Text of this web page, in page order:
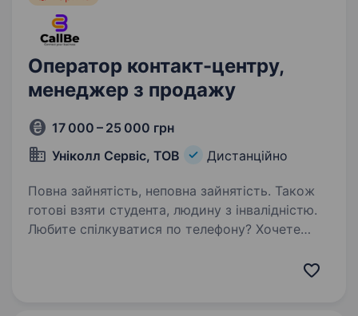
Оператор контакт-центру,
менеджер з продажу
17 000 – 25 000 грн
Уніколл Сервіс, ТОВ
Дистанційно
Повна зайнятість, неповна зайнятість. Також
готові взяти студента, людину з інвалідністю.
Любите спілкуватися по телефону? Хочете